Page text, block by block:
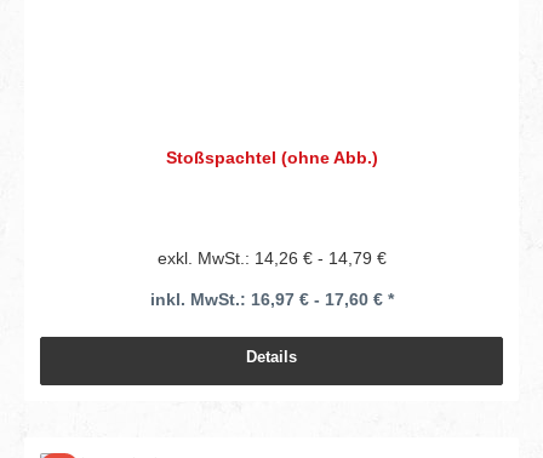
Stoßspachtel (ohne Abb.)
exkl. MwSt.: 14,26 € - 14,79 €
inkl. MwSt.: 16,97 € - 17,60 € *
Details